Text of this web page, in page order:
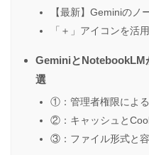
【最新】Geminiのノ
「＋」アイコンを活
GeminiとNotebookLM
選
①：管理者権限によ
②：キャッシュと
③：ファイル形式と